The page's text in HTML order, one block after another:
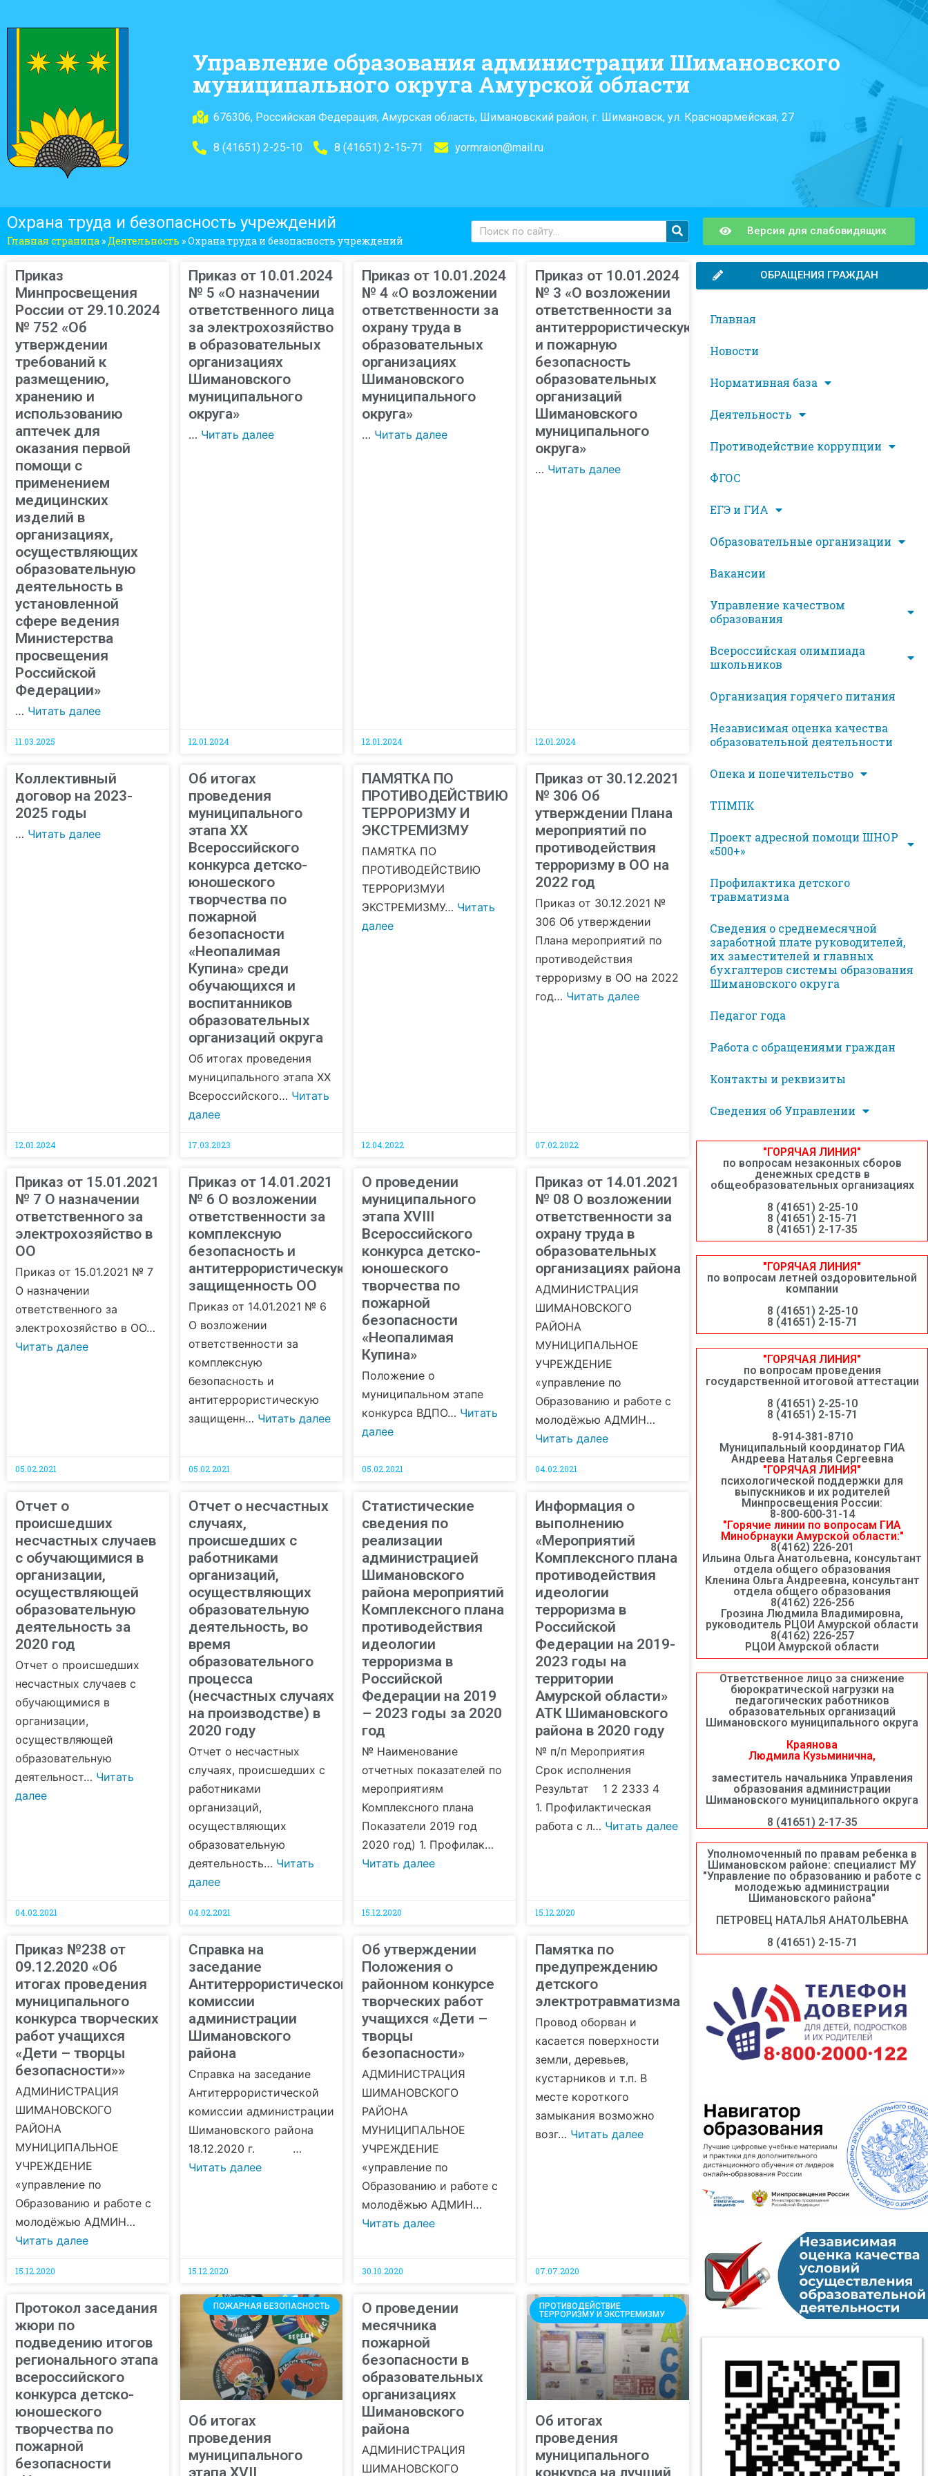
Управление образования администрации Шимановского
муниципального округа Амурской области
676306, Российская Федерация, Амурская область, Шимановский район, г. Шимановск, ул. Красноармейская, 27
8 (41651) 2-25-10 8 (41651) 2-15-71 yormraion@mail.ru
Охрана труда и безопасность учреждений
Главная страница »Деятельность »Охрана труда и безопасность учреждений
Версия для слабовидящих
Приказ
Минпросвещения
России от 29.10.2024
№ 752 «Об
утверждении
требований к
размещению,
хранению и
использованию
аптечек для
оказания первой
помощи с
применением
медицинских
изделий в
организациях,
осуществляющих
образовательную
деятельность в
установленной
сфере ведения
Министерства
просвещения
Российской
Федерации»
… Читать далее
11.03.2025
Приказ от 10.01.2024
№ 5 «О назначении
ответственного лица
за электрохозяйство
в образовательных
организациях
Шимановского
муниципального
округа»
… Читать далее
12.01.2024
Приказ от 10.01.2024
№ 4 «О возложении
ответственности за
охрану труда в
образовательных
организациях
Шимановского
муниципального
округа»
… Читать далее
12.01.2024
Приказ от 10.01.2024
№ 3 «О возложении
ответственности за
антитеррористическую
и пожарную
безопасность
образовательных
организаций
Шимановского
муниципального
округа»
… Читать далее
12.01.2024
Коллективный
договор на 2023-
2025 годы
… Читать далее
12.01.2024
Об итогах
проведения
муниципального
этапа XX
Всероссийского
конкурса детско-
юношеского
творчества по
пожарной
безопасности
«Неопалимая
Купина» среди
обучающихся и
воспитанников
образовательных
организаций округа
Об итогах проведения
муниципального этапа XX
Всероссийского… Читать
далее
17.03.2023
ПАМЯТКА ПО
ПРОТИВОДЕЙСТВИЮ
ТЕРРОРИЗМУ И
ЭКСТРЕМИЗМУ
ПАМЯТКА ПО
ПРОТИВОДЕЙСТВИЮ
ТЕРРОРИЗМУИ
ЭКСТРЕМИЗМУ… Читать
далее
12.04.2022
Приказ от 30.12.2021
№ 306 Об
утверждении Плана
мероприятий по
противодействия
терроризму в ОО на
2022 год
Приказ от 30.12.2021 №
306 Об утверждении
Плана мероприятий по
противодействия
терроризму в ОО на 2022
год… Читать далее
07.02.2022
Приказ от 15.01.2021
№ 7 О назначении
ответственного за
электрохозяйство в
ОО
Приказ от 15.01.2021 № 7
О назначении
ответственного за
электрохозяйство в ОО…
Читать далее
05.02.2021
Приказ от 14.01.2021
№ 6 О возложении
ответственности за
комплексную
безопасность и
антитеррористическую
защищенность ОО
Приказ от 14.01.2021 № 6
О возложении
ответственности за
комплексную
безопасность и
антитеррористическую
защищенн… Читать далее
05.02.2021
О проведении
муниципального
этапа XVIII
Всероссийского
конкурса детско-
юношеского
творчества по
пожарной
безопасности
«Неопалимая
Купина»
Положение о
муниципальном этапе
конкурса ВДПО… Читать
далее
05.02.2021
Приказ от 14.01.2021
№ 08 О возложении
ответственности за
охрану труда в
образовательных
организациях района
АДМИНИСТРАЦИЯ
ШИМАНОВСКОГО
РАЙОНА
МУНИЦИПАЛЬНОЕ
УЧРЕЖДЕНИЕ
«управление по
Образованию и работе с
молодёжью АДМИН…
Читать далее
04.02.2021
Отчет о
происшедших
несчастных случаев
с обучающимися в
организации,
осуществляющей
образовательную
деятельность за
2020 год
Отчет о происшедших
несчастных случаев с
обучающимися в
организации,
осуществляющей
образовательную
деятельност… Читать
далее
04.02.2021
Отчет о несчастных
случаях,
происшедших с
работниками
организаций,
осуществляющих
образовательную
деятельность, во
время
образовательного
процесса
(несчастных случаях
на производстве) в
2020 году
Отчет о несчастных
случаях, происшедших с
работниками
организаций,
осуществляющих
образовательную
деятельность… Читать
далее
04.02.2021
Статистические
сведения по
реализации
администрацией
Шимановского
района мероприятий
Комплексного плана
противодействия
идеологии
терроризма в
Российской
Федерации на 2019
– 2023 годы за 2020
год
№ Наименование
отчетных показателей по
мероприятиям
Комплексного плана
Показатели 2019 год
2020 год) 1. Профилак…
Читать далее
15.12.2020
Информация о
выполнению
«Мероприятий
Комплексного плана
противодействия
идеологии
терроризма в
Российской
Федерации на 2019-
2023 годы на
территории
Амурской области»
АТК Шимановского
района в 2020 году
№ п/п Мероприятия
Срок исполнения
Результат 1 2 2333 4
1. Профилактическая
работа с л… Читать далее
15.12.2020
Приказ №238 от
09.12.2020 «Об
итогах проведения
муниципального
конкурса творческих
работ учащихся
«Дети – творцы
безопасности»»
АДМИНИСТРАЦИЯ
ШИМАНОВСКОГО
РАЙОНА
МУНИЦИПАЛЬНОЕ
УЧРЕЖДЕНИЕ
«управление по
Образованию и работе с
молодёжью АДМИН…
Читать далее
15.12.2020
Справка на
заседание
Антитеррористической
комиссии
администрации
Шимановского
района
Справка на заседание
Антитеррористической
комиссии администрации
Шимановского района
18.12.2020 г. …
Читать далее
15.12.2020
Об утверждении
Положения о
районном конкурсе
творческих работ
учащихся «Дети –
творцы
безопасности»
АДМИНИСТРАЦИЯ
ШИМАНОВСКОГО
РАЙОНА
МУНИЦИПАЛЬНОЕ
УЧРЕЖДЕНИЕ
«управление по
Образованию и работе с
молодёжью АДМИН…
Читать далее
30.10.2020
Памятка по
предупреждению
детского
электротравматизма
Провод оборван и
касается поверхности
земли, деревьев,
кустарников и т.п. В
месте короткого
замыкания возможно
возг… Читать далее
07.07.2020
Протокол заседания
жюри по
подведению итогов
регионального этапа
всероссийского
конкурса детско-
юношеского
творчества по
пожарной
безопасности
ПОЖАРНАЯ БЕЗОПАСНОСТЬ
Об итогах
проведения
муниципального
этапа XVII
О проведении
месячника
пожарной
безопасности в
образовательных
организациях
Шимановского
района
АДМИНИСТРАЦИЯ
ШИМАНОВСКОГО
ПРОТИВОДЕЙСТВИЕ
ТЕРРОРИЗМУ И ЭКСТРЕМИЗМУ
Об итогах
проведения
муниципального
конкурса на лучший
ОБРАЩЕНИЯ ГРАЖДАН
Главная
Новости
Нормативная база
Деятельность
Противодействие коррупции
ФГОС
ЕГЭ и ГИА
Образовательные организации
Вакансии
Управление качеством
образования
Всероссийская олимпиада
школьников
Организация горячего питания
Независимая оценка качества
образовательной деятельности
Опека и попечительство
ТПМПК
Проект адресной помощи ШНОР
«500+»
Профилактика детского
травматизма
Сведения о среднемесячной
заработной плате руководителей,
их заместителей и главных
бухгалтеров системы образования
Шимановского округа
Педагог года
Работа с обращениями граждан
Контакты и реквизиты
Сведения об Управлении
"ГОРЯЧАЯ ЛИНИЯ"
по вопросам незаконных сборов
денежных средств в
общеобразовательных организациях
8 (41651) 2-25-10
8 (41651) 2-15-71
8 (41651) 2-17-35
"ГОРЯЧАЯ ЛИНИЯ"
по вопросам летней оздоровительной
компании
8 (41651) 2-25-10
8 (41651) 2-15-71
"ГОРЯЧАЯ ЛИНИЯ"
по вопросам проведения
государственной итоговой аттестации
8 (41651) 2-25-10
8 (41651) 2-15-71
8-914-381-8710
Муниципальный координатор ГИА
Андреева Наталья Сергеевна
"ГОРЯЧАЯ ЛИНИЯ"
психологической поддержки для
выпускников и их родителей
Минпросвещения России:
8-800-600-31-14
"Горячие линии по вопросам ГИА
Минобрнауки Амурской области:"
8(4162) 226-201
Ильина Ольга Анатольевна, консультант
отдела общего образования
Кленина Ольга Андреевна, консультант
отдела общего образования
8(4162) 226-256
Грозина Людмила Владимировна,
руководитель РЦОИ Амурской области
8(4162) 226-257
РЦОИ Амурской области
Ответственное лицо за снижение
бюрократической нагрузки на
педагогических работников
образовательных организаций
Шимановского муниципального округа
Краянова
Людмила Кузьминична,
заместитель начальника Управления
образования администрации
Шимановского муниципального округа
8 (41651) 2-17-35
Уполномоченный по правам ребенка в
Шимановском районе: специалист МУ
"Управление по образованию и работе с
молодежью администрации
Шимановского района"
ПЕТРОВЕЦ НАТАЛЬЯ АНАТОЛЬЕВНА
8 (41651) 2-15-71